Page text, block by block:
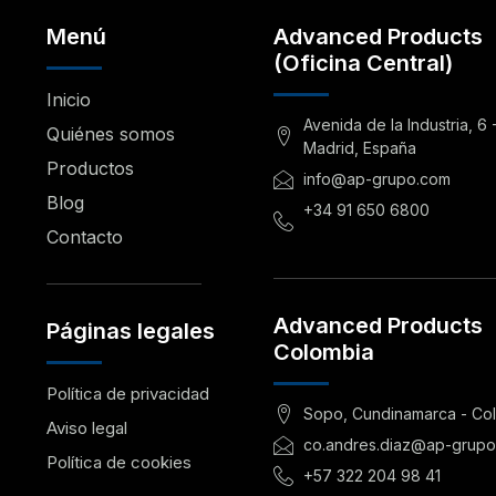
Menú
Inicio
Quiénes somos
Productos
Blog
Contacto
Páginas legales
Política de privacidad
Aviso legal
Política de cookies
Advanced Products
(Oficina Central)
Avenida de la Industria, 6
Madrid, España
info@ap-grupo.com
+34 91 650 6800
Advanced Products
Colombia
Sopo, Cundinamarca -
co.andres.diaz@ap-
+57 322 204 98 41